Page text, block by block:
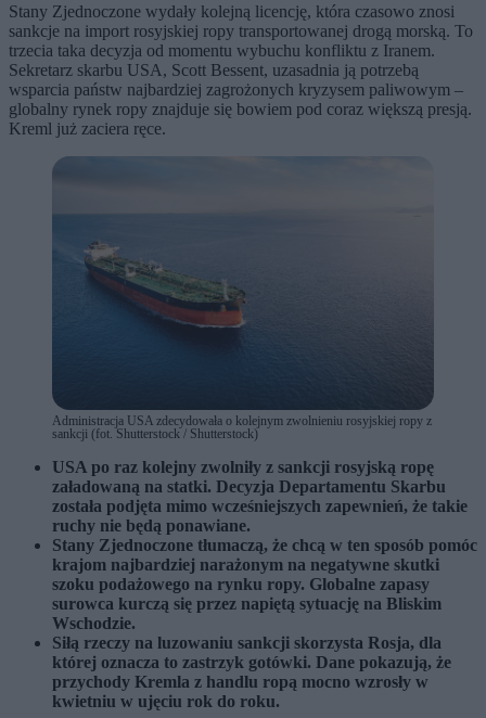
Stany Zjednoczone wydały kolejną licencję, która czasowo znosi
sankcje na import rosyjskiej ropy transportowanej drogą morską. To
trzecia taka decyzja od momentu wybuchu konfliktu z Iranem.
Sekretarz skarbu USA, Scott Bessent, uzasadnia ją potrzebą
wsparcia państw najbardziej zagrożonych kryzysem paliwowym –
globalny rynek ropy znajduje się bowiem pod coraz większą presją.
Kreml już zaciera ręce.
Administracja USA zdecydowała o kolejnym zwolnieniu rosyjskiej ropy z
sankcji (fot. Shutterstock / Shutterstock)
USA po raz kolejny zwolniły z sankcji rosyjską ropę
załadowaną na statki. Decyzja Departamentu Skarbu
została podjęta mimo wcześniejszych zapewnień, że takie
ruchy nie będą ponawiane.
Stany Zjednoczone tłumaczą, że chcą w ten sposób pomóc
krajom najbardziej narażonym na negatywne skutki
szoku podażowego na rynku ropy. Globalne zapasy
surowca kurczą się przez napiętą sytuację na Bliskim
Wschodzie.
Siłą rzeczy na luzowaniu sankcji skorzysta Rosja, dla
której oznacza to zastrzyk gotówki. Dane pokazują, że
przychody Kremla z handlu ropą mocno wzrosły w
kwietniu w ujęciu rok do roku.